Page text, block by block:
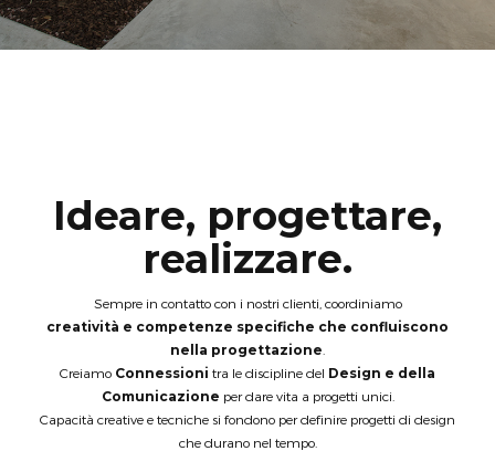
Ideare, progettare,
realizzare.
Sempre in contatto con i nostri clienti, coordiniamo
creatività e competenze specifiche che confluiscono
nella progettazione
Creiamo Connessioni tra le discipline del Design e della
Comunicazione per dare vita a progetti unici.
Capacità creative e tecniche si fondono per definire progetti di design
che durano nel tempo.